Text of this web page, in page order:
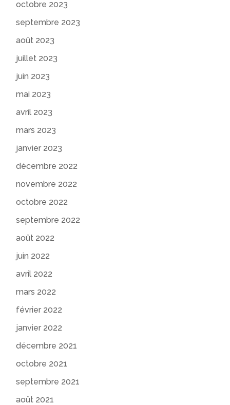
octobre 2023
septembre 2023
août 2023
juillet 2023
juin 2023
mai 2023
avril 2023
mars 2023
janvier 2023
décembre 2022
novembre 2022
octobre 2022
septembre 2022
août 2022
juin 2022
avril 2022
mars 2022
février 2022
janvier 2022
décembre 2021
octobre 2021
septembre 2021
août 2021